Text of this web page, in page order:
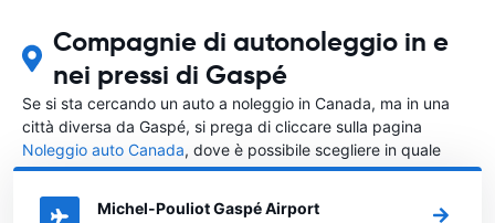
Compagnie di autonoleggio in e
nei pressi di Gaspé
Se si sta cercando un auto a noleggio in Canada, ma in una
città diversa da Gaspé, si prega di cliccare sulla pagina
Noleggio auto Canada, dove è possibile scegliere in quale
città in Canada si vuole noleggiare l'auto.
Michel-Pouliot Gaspé Airport